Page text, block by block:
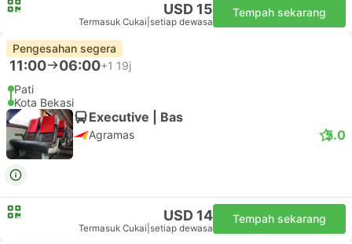
USD 15
Termasuk Cukai setiap dewasa
Tempah sekarang
Pengesahan segera
11:00 06:00+1 19j
Pati
Kota Bekasi
Executive | Bas
Agramas 5.0
USD 14
Termasuk Cukai setiap dewasa
Tempah sekarang